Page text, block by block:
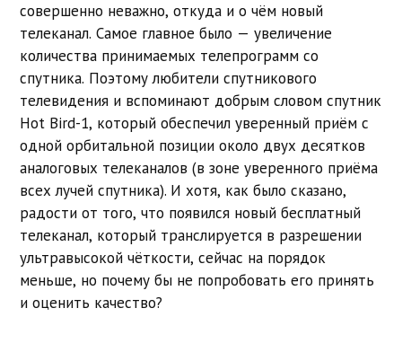
совершенно неважно, откуда и о чём новый
телеканал. Самое главное было — увеличение
количества принимаемых телепрограмм со
спутника. Поэтому любители спутникового
телевидения и вспоминают добрым словом спутник
Hot Bird-1, который обеспечил уверенный приём с
одной орбитальной позиции около двух десятков
аналоговых телеканалов (в зоне уверенного приёма
всех лучей спутника). И хотя, как было сказано,
радости от того, что появился новый бесплатный
телеканал, который транслируется в разрешении
ультравысокой чёткости, сейчас на порядок
меньше, но почему бы не попробовать его принять
и оценить качество?